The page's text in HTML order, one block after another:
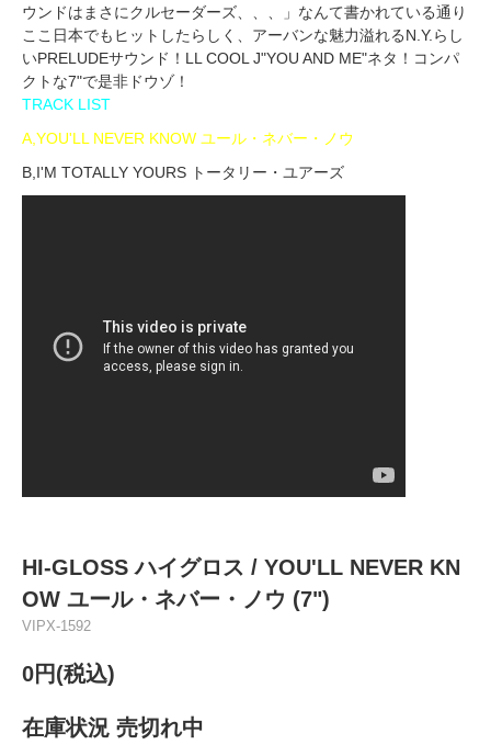
ウンドはまさにクルセーダーズ、、、」なんて書かれている通り
ここ日本でもヒットしたらしく、アーバンな魅力溢れるN.Y.らし
いPRELUDEサウンド！LL COOL J"YOU AND ME"ネタ！コンパ
クトな7"で是非ドウゾ！
TRACK LIST
A,YOU'LL NEVER KNOW ユール・ネバー・ノウ
B,I'M TOTALLY YOURS トータリー・ユアーズ
HI-GLOSS ハイグロス / YOU'LL NEVER KN
OW ユール・ネバー・ノウ (7")
VIPX-1592
0円(税込)
在庫状況 売切れ中